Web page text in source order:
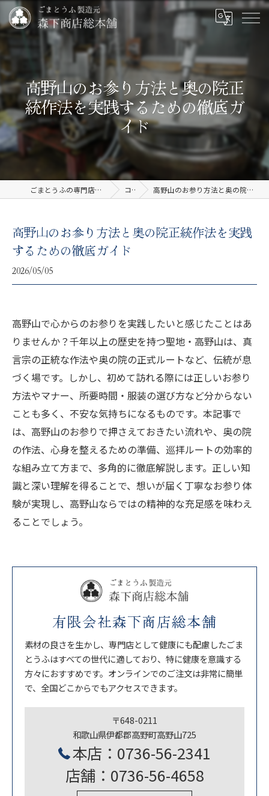
高野山のお参り方法と奥の院正
統作法を実践するための徹底ガ
イド
ごまとうふの専門店なら有限会社森下商店総本舗 コラム 高野山のお参り方法と奥の院正統作法を実践するための徹底ガイド
高野山のお参り方法と奥の院正統作法を実践
するための徹底ガイド
2026/05/05
高野山で心からのお参りを実践したいと感じたことはあ
りませんか？千年以上の歴史を持つ聖地・高野山は、真
言宗の正統な作法や奥の院の正式ルートなど、伝統が息
づく場です。しかし、初めて訪れる際には正しいお参り
方法やマナー、所要時間・服装の選び方など分からない
ことも多く、不安な気持ちになるものです。本記事で
は、高野山のお参りで押さえておきたい流れや、奥の院
の作法、心身を整えるための準備、巡拝ルートの効率的
な組み立て方まで、多角的に徹底解説します。正しい知
識と深い理解を得ることで、想いが届く丁寧なお参り体
験が実現し、高野山ならではの精神的な充足感を味わえ
ることでしょう。
有限会社森下商店総本舗
素材の良さを生かし、専門店として健康にも配慮したごま
とうふはすべての世代に適しており、特に健康を意識する
方々におすすめです。オンラインでのご注文は非常に簡単
で、全国どこからでもアクセスできます。
〒648-0211
和歌山県伊都郡高野町高野山725
本店：0736-56-2341
店舗：0736-56-4658